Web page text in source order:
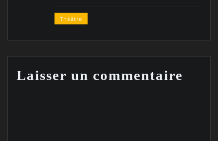
Théâtre
Laisser un commentaire